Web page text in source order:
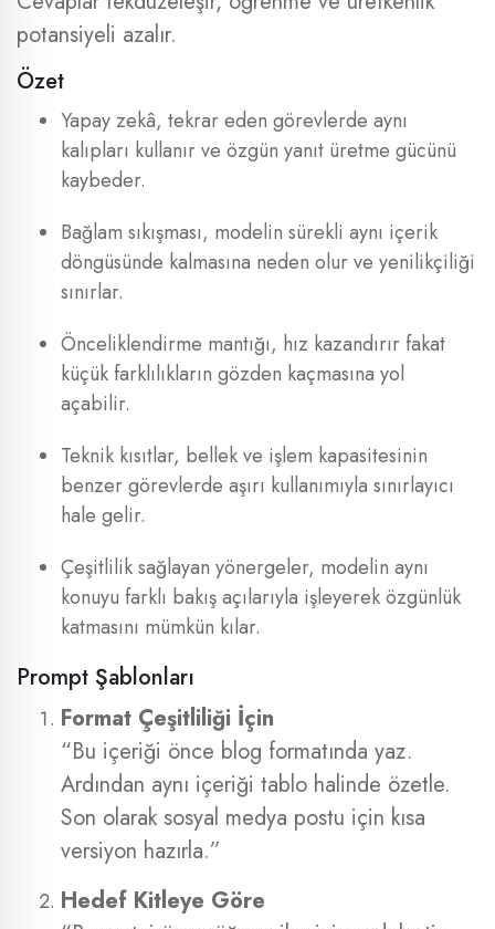
potansiyeli azalır.
Özet
Yapay zekâ, tekrar eden görevlerde aynı
kalıpları kullanır ve özgün yanıt üretme gücünü
kaybeder.
Bağlam sıkışması, modelin sürekli aynı içerik
döngüsünde kalmasına neden olur ve yenilikçiliği
sınırlar.
Önceliklendirme mantığı, hız kazandırır fakat
küçük farklılıkların gözden kaçmasına yol
açabilir.
Teknik kısıtlar, bellek ve işlem kapasitesinin
benzer görevlerde aşırı kullanımıyla sınırlayıcı
hale gelir.
Çeşitlilik sağlayan yönergeler, modelin aynı
konuyu farklı bakış açılarıyla işleyerek özgünlük
katmasını mümkün kılar.
Prompt Şablonları
Format Çeşitliliği İçin
“Bu içeriği önce blog formatında yaz.
Ardından aynı içeriği tablo halinde özetle.
Son olarak sosyal medya postu için kısa
versiyon hazırla.”
Hedef Kitleye Göre